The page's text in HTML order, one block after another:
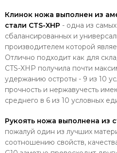
Клинок ножа выполнен из
стали CTS-XHP - одна из
сбалансированных и
производителем которой
Отлично подходит как для
CTS-XHP получила почти
удержанию остроты - 9 из 10
прочность и нержавучесть
среднего в 6 из 10 условных
Рукоять ножа выполнена из
пожалуй один из лучших
соотношению свойств,